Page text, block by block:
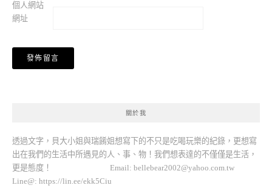
個人網站
網址
關於我
透過文字，貝大小姐與瑞餚姐想寫下的不只是吃喝玩樂的紀錄，更想寫
出在我們的生活中所遇見的人、事、物！我們想表達的不僅僅是生活，
更是態度！ Email: bellebear2002@yahoo.com.tw
Line@: https://lin.ee/ekk5Ciu